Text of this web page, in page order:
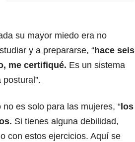
su mayor miedo era no
y a prepararse, “hace seis
me certifiqué. Es un sistema
es solo para las mujeres, “ los
Si tienes alguna debilidad,
con estos ejercicios. Aquí se